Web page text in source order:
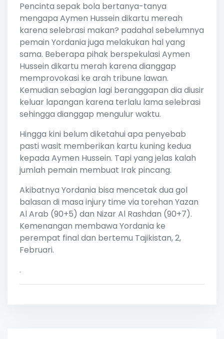
Pencinta sepak bola bertanya-tanya
mengapa Aymen Hussein dikartu mereah
karena selebrasi makan? padahal sebelumnya
pemain Yordania juga melakukan hal yang
sama. Beberapa pihak berspekulasi Aymen
Hussein dikartu merah karena dianggap
memprovokasi ke arah tribune lawan.
Kemudian sebagian lagi beranggapan dia diusir
keluar lapangan karena terlalu lama selebrasi
sehingga dianggap mengulur waktu.
Hingga kini belum diketahui apa penyebab
pasti wasit memberikan kartu kuning kedua
kepada Aymen Hussein. Tapi yang jelas kalah
jumlah pemain membuat Irak pincang.
Akibatnya Yordania bisa mencetak dua gol
balasan di masa injury time via torehan Yazan
Al Arab (90+5) dan Nizar Al Rashdan (90+7).
Kemenangan membawa Yordania ke
perempat final dan bertemu Tajikistan, 2,
Februari.
.